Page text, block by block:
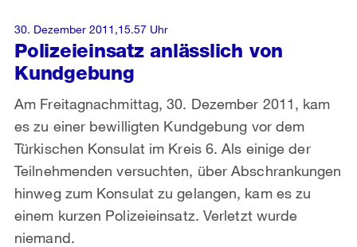
Polizeieinsatz anlässlich von
Kundgebung
Am Freitagnachmittag, 30. Dezember 2011, kam
es zu einer bewilligten Kundgebung vor dem
Türkischen Konsulat im Kreis 6. Als einige der
Teilnehmenden versuchten, über Abschrankungen
hinweg zum Konsulat zu gelangen, kam es zu
einem kurzen Polizeieinsatz. Verletzt wurde
niemand.
30. Dezember 2011,15.57 Uhr